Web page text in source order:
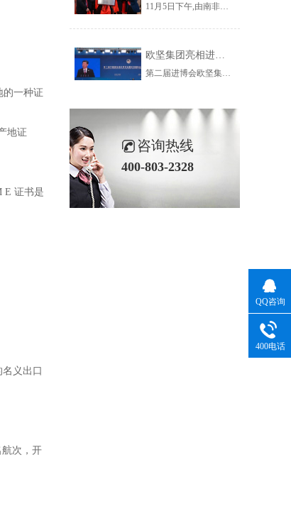
的一种证
地证
E 证书是
义出口
次，开
11月5日下午,由南非小企业发展部副部长玛丽·卡帕女士带队,南部非洲上海工商联谊总会组织南非政府官员、企业家、华人华侨社团成员一行53人到访杨浦区,参加“南非—杨浦投资促进对接会暨南非贸易港上海运营中心揭牌仪式”并参观了欧坚集团。
欧坚集团亮相进博会虹桥国际经济论坛看全球贸易新趋势
第二届进博会欧坚集团旗下欣海国际报关集团有限公司在服务贸易展区1.1B9-07为您服务！欢迎您的莅临,我们不见不散~
咨询热线
400-803-2328
QQ咨询
400电话